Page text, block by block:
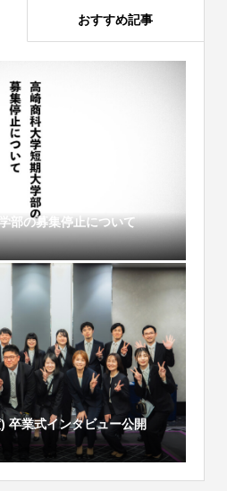
おすすめ記事
部の募集停止について
卒業式インタビュー公開